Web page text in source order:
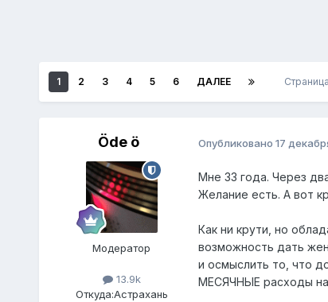
1 2 3 4 5 6 ДАЛЕЕ
Öde ö
Модератор
13.9k
Откуда:Астрахань
Опубликовано 17
Мне 33 года. Через
Желание есть. А вот
Как ни крути, но
возможность дать
и осмыслить то, что
МЕСЯЧНЫЕ расходы